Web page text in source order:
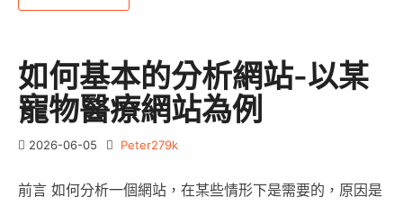
如何基本的分析網站-以某
寵物醫療網站為例
2026-06-05 Peter279k
前言 如何分析一個網站，在某些情形下是需要的，原因是